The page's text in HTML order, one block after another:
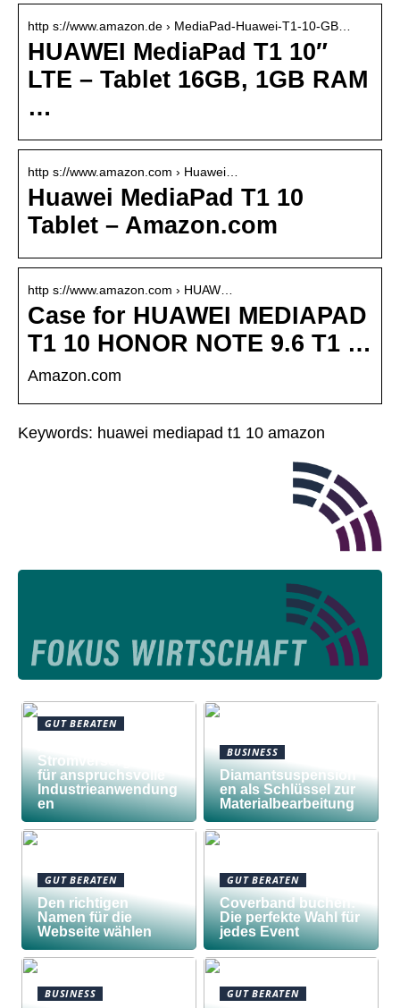
http s://www.amazon.de › MediaPad-Huawei-T1-10-GB…
HUAWEI MediaPad T1 10″
LTE – Tablet 16GB, 1GB RAM
…
http s://www.amazon.com › Huawei…
Huawei MediaPad T1 10
Tablet – Amazon.com
http s://www.amazon.com › HUAW…
Case for HUAWEI MEDIAPAD
T1 10 HONOR NOTE 9.6 T1 …
Amazon.com
Keywords: huawei mediapad t1 10 amazon
GUT BERATEN
Stromversorgungen
für anspruchsvolle
Industrieanwendung
en
BUSINESS
Diamantsuspension
en als Schlüssel zur
Materialbearbeitung
GUT BERATEN
Den richtigen
Namen für die
Webseite wählen
GUT BERATEN
Coverband buchen:
Die perfekte Wahl für
jedes Event
BUSINESS GUT BERATEN